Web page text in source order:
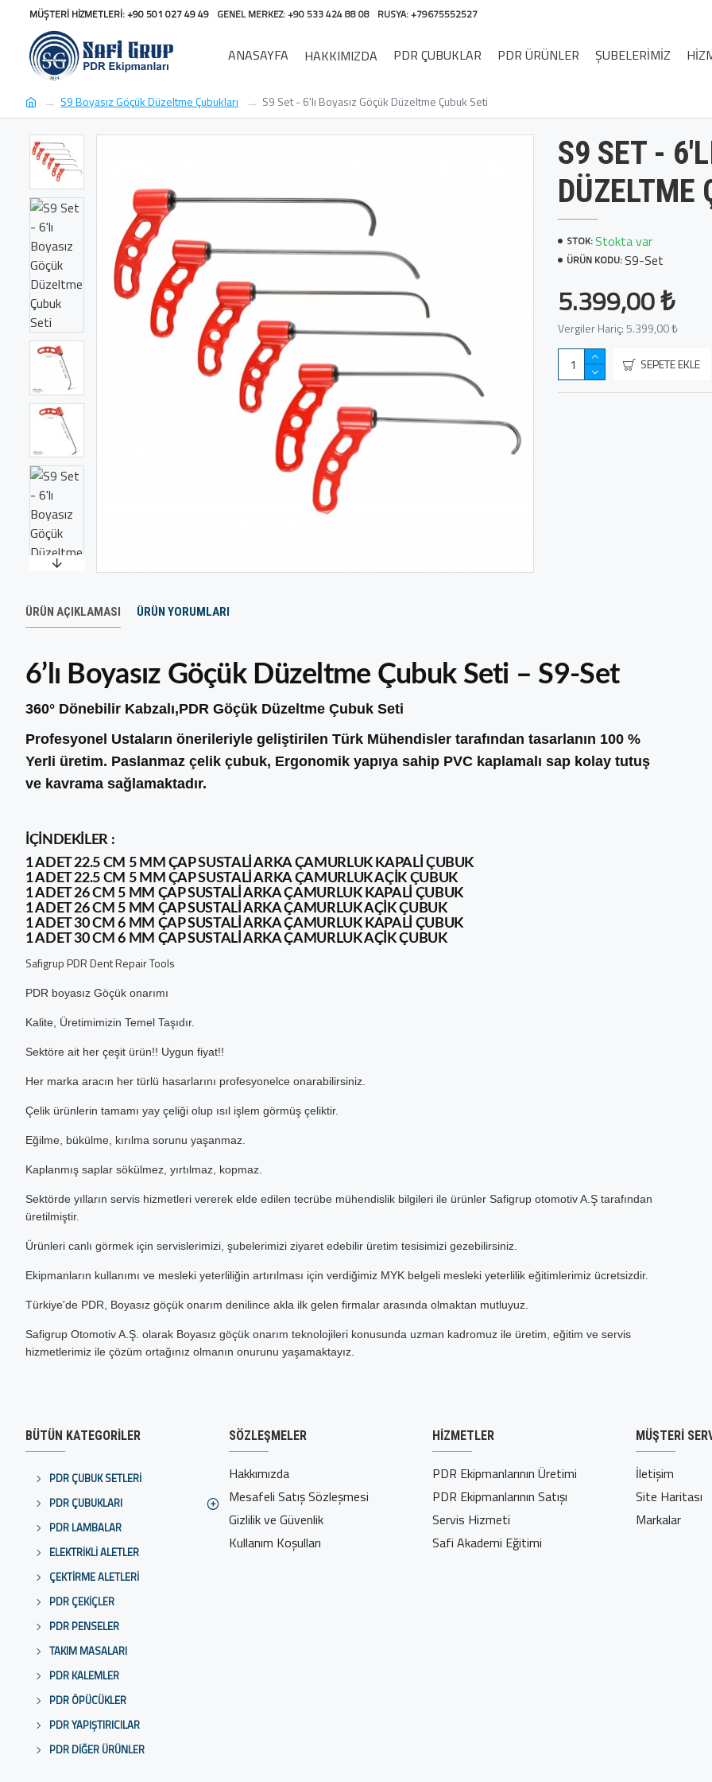
MÜŞTERI HIZMETLERI: +90 501 027 49 49 GENEL MERKEZ: +90 533 424 88 08 RUSYA: +79675552527
ANASAYFA HAKKIMIZDA PDR ÇUBUKLAR PDR ÜRÜNLER ŞUBELERIMIZ
S9 Boyasız Göçük Düzeltme Çubukları S9 Set - 6'lı Boyasız Göçük Düzeltme Çubuk Seti
S9 SET -
DÜZELTME
STOK:Stokta var
ÜRÜN KODU:S9-Set
5.399,00 ₺
Vergiler Hariç: 5.399,00 ₺
SEPETE EKLE
ÜRÜN AÇIKLAMASI ÜRÜN YORUMLARI
6’lı Boyasız Göçük Düzeltme Çubuk Seti – S9-Set
360° Dönebilir Kabzalı,PDR Göçük Düzeltme Çubuk Seti
Profesyonel Ustaların önerileriyle geliştirilen Türk Mühendisler tarafından tasarlanın 100 %
Yerli üretim. Paslanmaz çelik çubuk, Ergonomik yapıya sahip PVC kaplamalı sap kolay tutuş
ve kavrama sağlamaktadır.
İÇİNDEKİLER :
1 ADET 22.5 CM 5 MM ÇAP SUSTALI ARKA ÇAMURLUK KAPALI ÇUBUK
1 ADET 22.5 CM 5 MM ÇAP SUSTALI ARKA ÇAMURLUK AÇIK ÇUBUK
1 ADET 26 CM 5 MM ÇAP SUSTALI ARKA ÇAMURLUK KAPALI ÇUBUK
1 ADET 26 CM 5 MM ÇAP SUSTALI ARKA ÇAMURLUK AÇIK ÇUBUK
1 ADET 30 CM 6 MM ÇAP SUSTALI ARKA ÇAMURLUK KAPALI ÇUBUK
1 ADET 30 CM 6 MM ÇAP SUSTALI ARKA ÇAMURLUK AÇIK ÇUBUK
Safigrup PDR Dent Repair Tools
PDR boyasız Göçük onarımı
Kalite, Üretimimizin Temel Taşıdır.
Sektöre ait her çeşit ürün!! Uygun fiyat!!
Her marka aracın her türlü hasarlarını profesyonelce onarabilirsiniz.
Çelik ürünlerin tamamı yay çeliği olup ısıl işlem görmüş çeliktir.
Eğilme, bükülme, kırılma sorunu yaşanmaz.
Kaplanmış saplar sökülmez, yırtılmaz, kopmaz.
Sektörde yılların servis hizmetleri vererek elde edilen tecrübe mühendislik bilgileri ile ürünler Safigrup otomotiv A.Ş tarafından
üretilmiştir.
Ürünleri canlı görmek için servislerimizi, şubelerimizi ziyaret edebilir üretim tesisimizi gezebilirsiniz.
Ekipmanların kullanımı ve mesleki yeterliliğin artırılması için verdiğimiz MYK belgeli mesleki yeterlilik eğitimlerimiz ücretsizdir.
Türkiye'de PDR, Boyasız göçük onarım denilince akla ilk gelen firmalar arasında olmaktan mutluyuz.
Safigrup Otomotiv A.Ş. olarak Boyasız göçük onarım teknolojileri konusunda uzman kadromuz ile üretim, eğitim ve servis
hizmetlerimiz ile çözüm ortağınız olmanın onurunu yaşamaktayız.
BÜTÜN KATEGORILER
PDR ÇUBUK SETLERI
PDR ÇUBUKLARI
PDR LAMBALAR
ELEKTRIKLI ALETLER
ÇEKTIRME ALETLERI
PDR ÇEKIÇLER
PDR PENSELER
TAKIM MASALARI
PDR KALEMLER
PDR ÖPÜCÜKLER
PDR YAPIŞTIRICILAR
PDR DIĞER ÜRÜNLER
SÖZLEŞMELER
Hakkımızda
Mesafeli Satış Sözleşmesi
Gizlilik ve Güvenlik
Kullanım Koşulları
HIZMETLER
PDR Ekipmanlarının Üretimi
PDR Ekipmanlarının Satışı
Servis Hizmeti
Safi Akademi Eğitimi
MÜŞTERI
İletişim
Site Haritası
Markalar